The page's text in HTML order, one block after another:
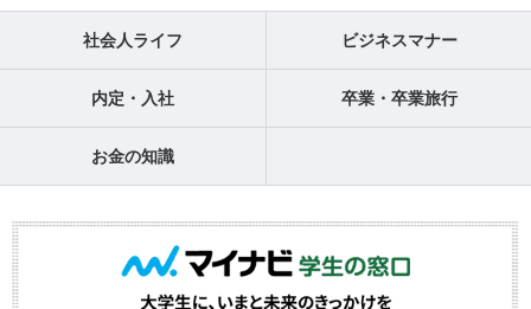
社会人ライフ ビジネスマナー
内定・入社 卒業・卒業旅行
お金の知識